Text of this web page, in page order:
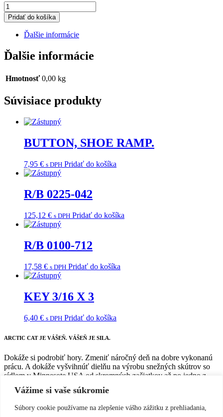
Vážime si vaše súkromie
Súbory cookie používame na zlepšenie vášho zážitku z prehliadania,
množstvo
R/B
0717-
Pridať do košíka
Ďalšie informácie
Ďalšie informácie
Hmotnosť 0,00 kg
Súvisiace produkty
BUTTON, SHOE RAMP.
7,95 € s DPH Pridať do košíka
R/B 0225-042
125,12 € s DPH Pridať do košíka
R/B 0100-712
17,58 € s DPH Pridať do košíka
KEY 3/16 X 3
6,40 € s DPH Pridať do košíka
ARCTIC CATJE VÁŠEŇ. VÁŠEŇ JE SILA.
Dokáže si podrobiť hory. Zmeniť náročný deň na dobre vykonanú
prácu. A dokáže vyšvihnúť dielňu na výrobu snežných skútrov so
sídlom v Minnesote USA od skromných začiatkov až po jedno z
nemožné. Pretože keď sa naša vášeň pre stavbu precízne